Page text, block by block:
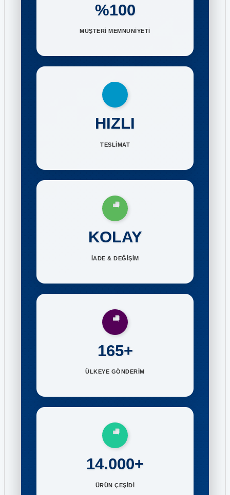
%100
MÜŞTERİ MEMNUNİYETİ
HIZLI
TESLİMAT
KOLAY
İADE & DEĞİŞİM
165+
ÜLKEYE GÖNDERİM
14.000+
ÜRÜN ÇEŞİDİ